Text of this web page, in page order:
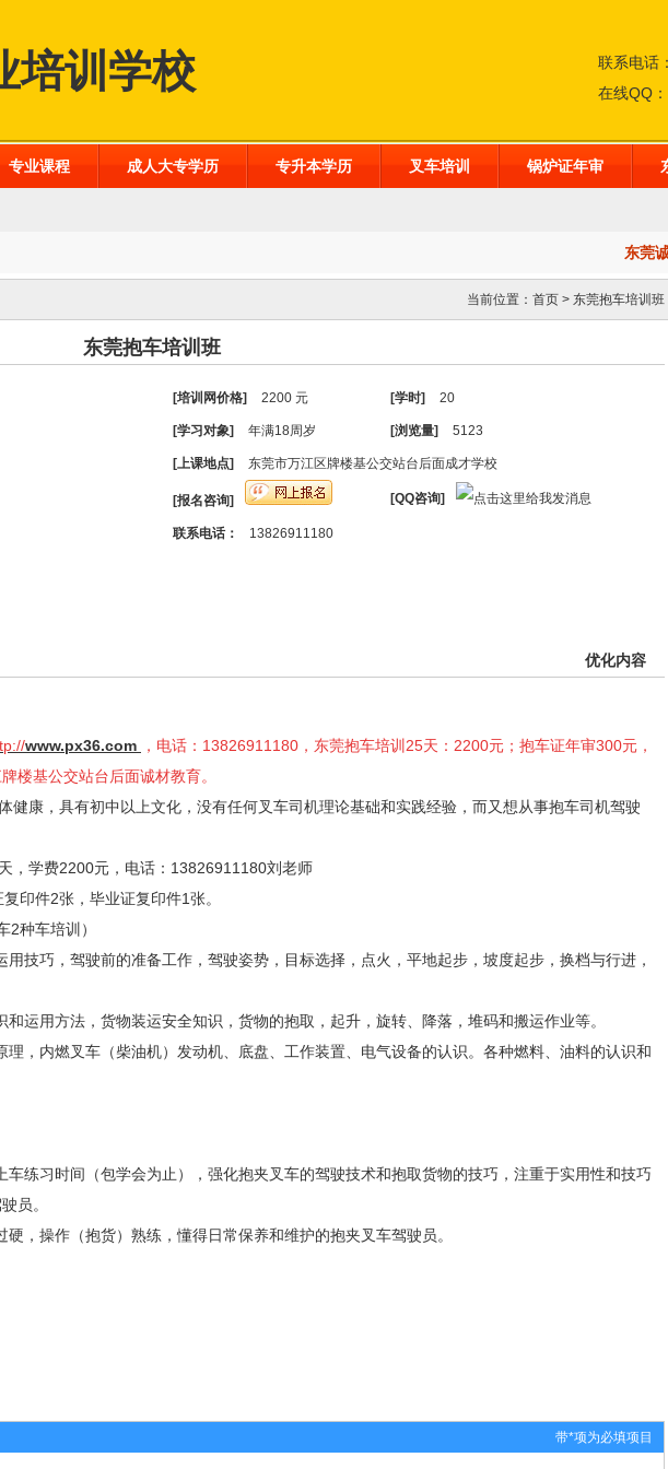
培训学校 联系电话：
在线QQ：
专业课程 成人大专学历 专升本学历 叉车培训 锅炉证年审
东莞诚
当前位置： 首页 > 东莞抱车培训班
东莞抱车培训班
[培训网价格] 2200 元 [学时] 20
[学习对象] 年满18周岁 [浏览量] 5123
[上课地点] 东莞市万江区牌楼基公交站台后面成才学校
[报名咨询] [QQ咨询]
联系电话： 13826911180
优化内容
www.px36.com
，电话：13826911180，东莞抱车培训25天：2200元；抱车证年审300元，
楼基公交站台后面诚材教育。
健康，具有初中以上文化，没有任何叉车司机理论基础和实践经验，而又想从事抱车司机驾驶
天，学费2200元，电话： 13826911180刘老师
复印件2张，毕业证复印件1张。
2种车培训）
技巧，驾驶前的准备工作，驾驶姿势，目标选择，点火，平地起步，坡度起步，换档与行进，
运用方法，货物装运安全知识，货物的抱取，起升，旋转、降落，堆码和搬运作业等。
，内燃叉车（柴油机）发动机、底盘、工作装置、电气设备的认识。各种燃料、油料的认识和
练习时间（包学会为止），强化抱夹叉车的驾驶技术和抱取货物的技巧，注重于实用性和技巧
员。
，操作（抱货）熟练，懂得日常保养和维护的抱夹叉车驾驶员。
带*项为必填项目